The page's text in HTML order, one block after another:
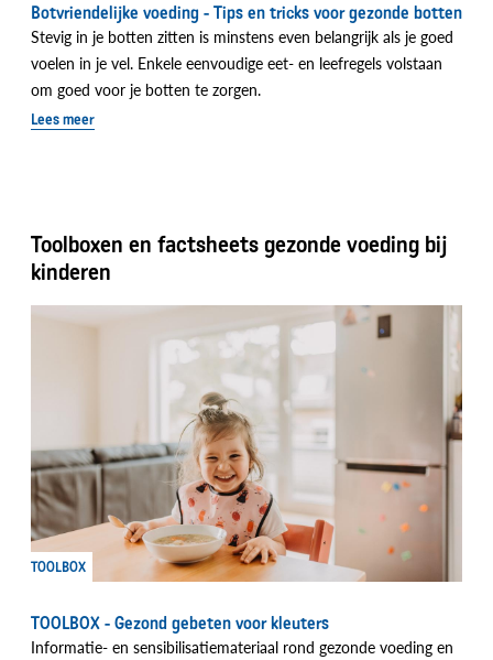
Botvriendelijke voeding - Tips en tricks voor gezonde botten
Stevig in je botten zitten is minstens even belangrijk als je goed
voelen in je vel. Enkele eenvoudige eet- en leefregels volstaan
om goed voor je botten te zorgen.
Lees meer
Toolboxen en factsheets gezonde voeding bij
kinderen
TOOLBOX
TOOLBOX - Gezond gebeten voor kleuters
Informatie- en sensibilisatiemateriaal rond gezonde voeding en